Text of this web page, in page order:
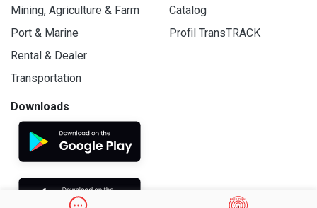
Mining, Agriculture & Farm
Port & Marine
Rental & Dealer
Transportation
Catalog
Profil TransTRACK
Downloads